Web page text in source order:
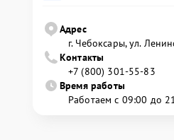
Адрес
г. Чебоксары, ул.
Контакты
+7 (800) 301-55-83
Время работы
Работаем с 09:00 до